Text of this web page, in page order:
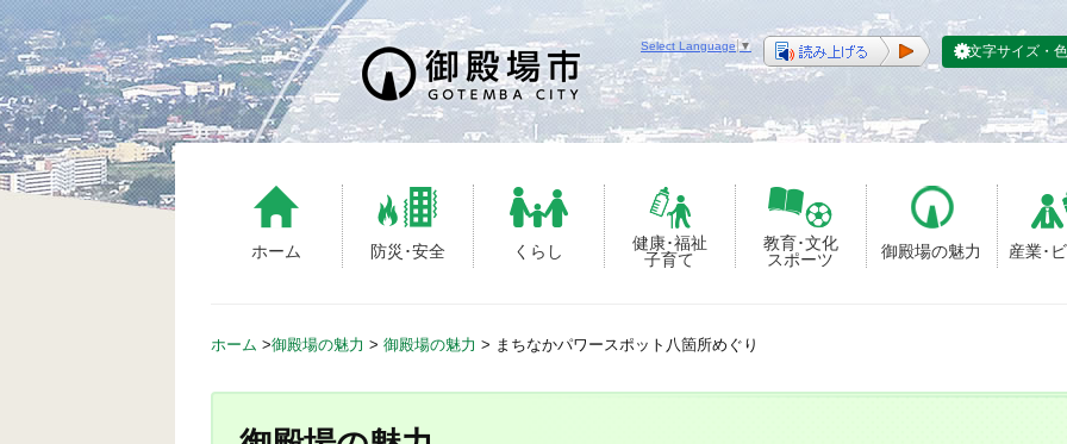
S
k
i
p
t
o
c
ホーム 防災･安全 くらし
健康･福祉
子育て
教育･文化
スポーツ
御殿場の魅力 産業･
Select Language ▼ 文字サイズ・
ホーム >御殿場の魅力 > 御殿場の魅力 > まちなかパワースポット八箇所めぐり